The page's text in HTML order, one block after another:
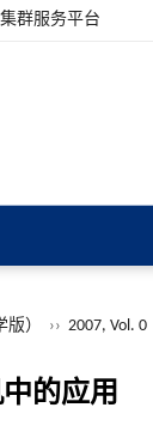
群服务平台
） ›› 2007, Vol. 0
的应用